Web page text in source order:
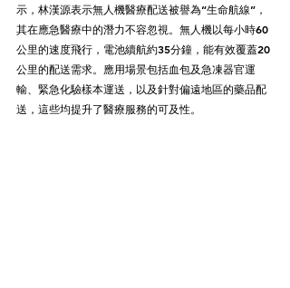
示，林漢源表示無人機醫療配送被譽為“生命航線”，
其在應急醫療中的潛力不容忽視。無人機以每小時60
公里的速度飛行，電池續航約35分鐘，能有效覆蓋20
公里的配送需求。應用場景包括血包及急凍器官運
輸、緊急化驗樣本運送，以及針對偏遠地區的藥品配
送，這些均提升了醫療服務的可及性。